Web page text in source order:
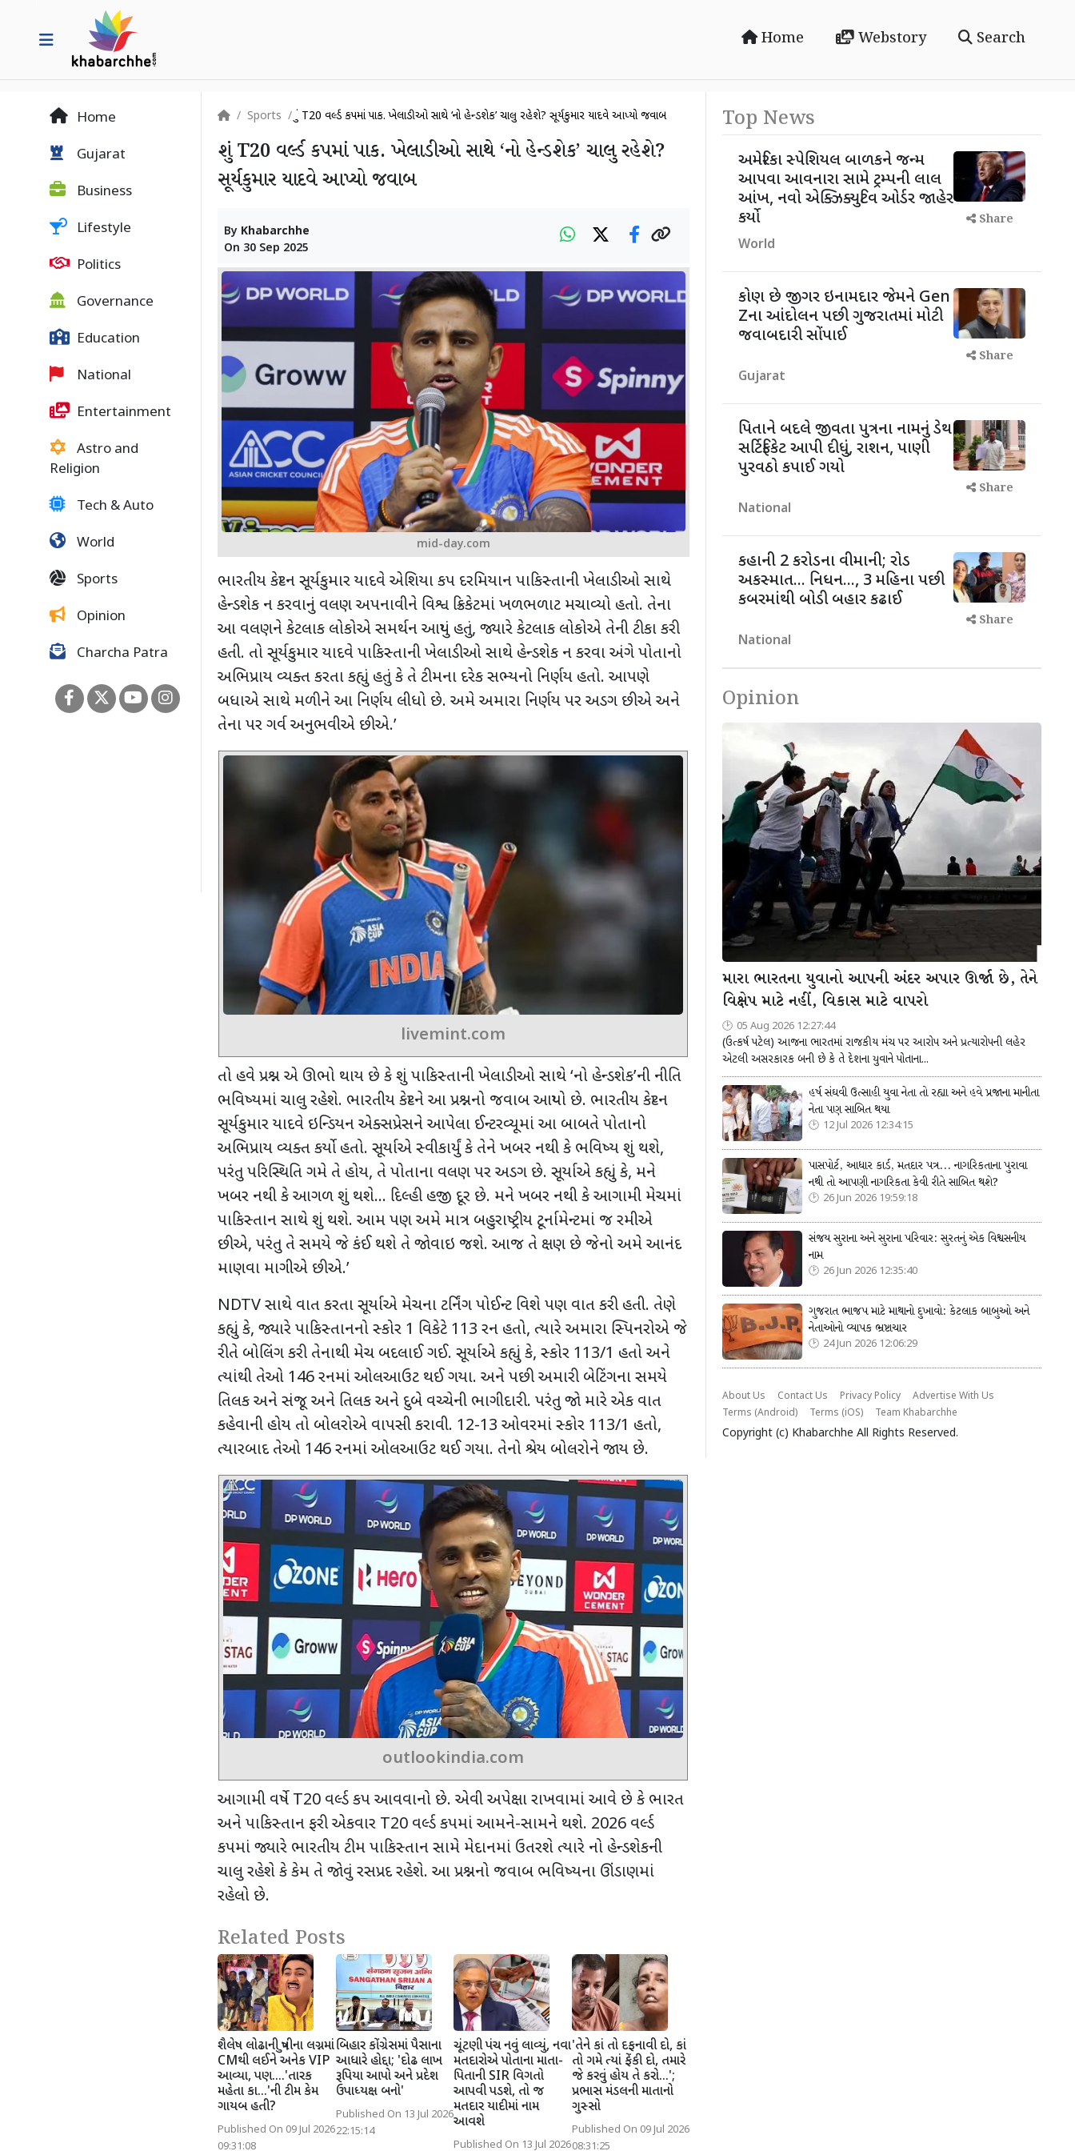
Home Webstory Search
Home
Gujarat
Business
Lifestyle
Politics
Governance
Education
National
Entertainment
Astro and
Religion
Tech & Auto
World
Sports
Opinion
Charcha Patra
Sports શું T20 વર્લ્ડ કપમાં પાક. ખેલાડીઓ સાથે ‘નો હેન્ડશેક’ ચાલુ રહેશે? સૂર્યકુમાર યાદવે આપ્યો જવાબ
શું T20 વર્લ્ડ કપમાં પાક. ખેલાડીઓ સાથે ‘નો હેન્ડશેક’ ચાલુ રહેશે?
સૂર્યકુમાર યાદવે આપ્યો જવાબ
By Khabarchhe
On 30 Sep 2025
mid-day.com
ભારતીય કેપ્ટન સૂર્યકુમાર યાદવે એશિયા કપ દરમિયાન પાકિસ્તાની ખેલાડીઓ સાથે
હેન્ડશેક ન કરવાનું વલણ અપનાવીને વિશ્વ ક્રિકેટમાં ખળભળાટ મચાવ્યો હતો. તેના
આ વલણને કેટલાક લોકોએ સમર્થન આપ્યું હતું, જ્યારે કેટલાક લોકોએ તેની ટીકા કરી
હતી. તો સૂર્યકુમારયાદવે પાકિસ્તાની ખેલાડીઓ સાથે હેન્ડશેક ન કરવા અંગે પોતાનો
અભિપ્રાય વ્યક્ત કરતાકહ્યું હતું કે તે ટીમના દરેક સભ્યનો નિર્ણય હતો. આપણે
બધાએ સાથે મળીને આ નિર્ણય લીધો છે. અમે અમારા નિર્ણય પર અડગ છીએ અને
તેના પર ગર્વ અનુભવીએ છીએ.’
livemint.com
તો હવેપ્રશ્ન એ ઊભો થાય છે કે શું પાકિસ્તાની ખેલાડીઓ સાથે‘નો હેન્ડશેક’ની નીતિ
ભવિષ્યમાં ચાલુ રહેશે. ભારતીય કેપ્ટને આ પ્રશ્નનો જવાબ આપ્યો છે. ભારતીય કેપ્ટન
સૂર્યકુમાર યાદવે ઇન્ડિયન એક્સપ્રેસને આપેલા ઈન્ટરવ્યૂમાં આ બાબતે પોતાનો
અભિપ્રાય વ્યક્ત કર્યો હતો. સૂર્યાએ સ્વીકાર્યું કે તેને ખબર નથી કે ભવિષ્ય શું થશે,
પરંતુ પરિસ્થિતિ ગમે તે હોય, તે પોતાના વલણ પર અડગ છે. સૂર્યાએ કહ્યું કે, મને
ખબર નથી કે આગળ શું થશે... દિલ્હી હજી દૂર છે. મને ખબર નથી કે આગામી મેચમાં
પાકિસ્તાન સાથે શું થશે. આમ પણ અમે માત્ર બહુરાષ્ટ્રીય ટૂર્નામેન્ટમાં જ રમીએ
છીએ, પરંતુ તે સમયે જે કંઈ થશે તે જોવાઇ જશે. આજ તે ક્ષણ છે જેનો અમે આનંદ
માણવા માગીએ છીએ.’
NDTVસાથે વાત કરતાસૂર્યાએ મેચના ટર્નિંગ પોઈન્ટ વિશે પણ વાત કરી હતી. તેણે
કહ્યું કે, જ્યારે પાકિસ્તાનનો સ્કોર 1 વિકેટે 113 રન હતો, ત્યારે અમારા સ્પિનરોએ જે
રીતે બોલિંગ કરી તેનાથી મેચ બદલાઈ ગઈ. સૂર્યાએ કહ્યું કે, સ્કોર 113/1 હતો અને
ત્યાંથી તેઓ 146રનમાં ઓલઆઉટ થઈ ગયા. અને પછી અમારી બેટિંગના સમયે
તિલક અને સંજૂ અને તિલક અને દુબે વચ્ચેની ભાગીદારી. પરંતુ જો મારે એક વાત
કહેવાની હોય તો બોલરોએ વાપસી કરાવી. 12-13 ઓવરમાં સ્કોર 113/1 હતો,
ત્યારબાદ તેઓ 146રનમાં ઓલઆઉટ થઈ ગયા. તેનો શ્રેય બોલરોને જાય છે.
outlookindia.com
આગામી વર્ષે T20 વર્લ્ડ કપ આવવાનો છે. એવી અપેક્ષા રાખવામાં આવે છે કે ભારત
અને પાકિસ્તાન ફરી એકવાર T20 વર્લ્ડ કપમાં આમને-સામને થશે. 2026 વર્લ્ડ
કપમાં જ્યારે ભારતીય ટીમ પાકિસ્તાન સામે મેદાનમાં ઉતરશે ત્યારે નો હેન્ડશેકની
ચાલુ રહેશે કે કેમ તે જોવું રસપ્રદ રહેશે. આ પ્રશ્નનો જવાબ ભવિષ્યના ઊંડાણમાં
રહેલો છે.
Related Posts
શૈલેષ લોઢાની પુત્રીના લગ્નમાં
CMથી લઈને અનેક VIP
આવ્યા, પણ....'તારક
મહેતા કા...'ની ટીમ કેમ
ગાયબ હતી?
Published On 09 Jul 2026
09:31:08
બિહાર કોંગ્રેસમાં પૈસાના
આધારે હોદ્દા; 'દોઢ લાખ
રૂપિયા આપો અને પ્રદેશ
ઉપાધ્યક્ષ બનો'
Published On 13 Jul 2026
22:15:14
ચૂંટણી પંચ નવું લાવ્યું, નવા
મતદારોએ પોતાના માતા-
પિતાની SIR વિગતો
આપવી પડશે, તો જ
મતદાર યાદીમાં નામ
આવશે
Published On 13 Jul 2026
'તેને કાં તો દફનાવી દો, કાં
તો ગમે ત્યાં ફેંકી દો, તમારે
જે કરવું હોય તે કરો...';
પ્રભાસ મંડલની માતાનો
ગુસ્સો
Published On 09 Jul 2026
08:31:25
Top News
અમેરિકા સ્પેશિયલ બાળકને જન્મ
આપવા આવનારા સામે ટ્રમ્પની લાલ
આંખ, નવો એક્ઝિક્યુટિવ ઓર્ડર જાહેર
કર્યો
World
Share
કોણ છે જીગર ઇનામદાર જેમને Gen
Zના આંદોલન પછી ગુજરાતમાં મોટી
જવાબદારી સોંપાઈ
Gujarat
Share
પિતાને બદલે જીવતા પુત્રના નામનું ડેથ
સર્ટિફિકેટ આપી દીધું, રાશન, પાણી
પુરવઠો કપાઈ ગયો
National
Share
કહાની 2 કરોડના વીમાની; રોડ
અકસ્માત... નિધન..., 3 મહિના પછી
કબરમાંથી બોડી બહાર કઢાઈ
National
Share
Opinion
મારા ભારતના યુવાનો આપની અંદર અપાર ઊર્જા છે, તેને
વિક્ષેપ માટે નહીં, વિકાસ માટે વાપરો
05 Aug 2026 12:27:44
(ઉત્કર્ષ પટેલ) આજના ભારતમાં રાજકીય મંચ પર આરોપ અને પ્રત્યારોપની લહેર
એટલી અસરકારક બની છે કે તે દેશના યુવાને પોતાના...
હર્ષ સંઘવી ઉત્સાહી યુવા નેતા તો રહ્યા અને હવે પ્રજાના માનીતા
નેતા પણ સાબિત થયા
12 Jul 2026 12:34:15
પાસપોર્ટ, આધાર કાર્ડ, મતદાર પત્ર... નાગરિકતાના પુરાવા
નથી તો આપણી નાગરિકતા કેવી રીતે સાબિત થશે?
26 Jun 2026 19:59:18
સંજય સુરાના અને સુરાના પરિવાર: સુરતનું એક વિશ્વસનીય
નામ
26 Jun 2026 12:35:40
ગુજરાત ભાજપ માટે માથાનો દુખાવો: કેટલાક બાબુઓ અને
નેતાઓનો વ્યાપક ભ્રષ્ટાચાર
24 Jun 2026 12:06:29
About Us Contact Us Privacy Policy
Advertise With Us
Terms (Android)
Terms (iOS) Team Khabarchhe
Copyright (c) Khabarchhe All Rights Reserved.